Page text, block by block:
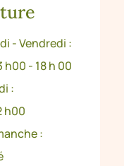
- Vendredi :
h00 - 18 h 00
:
h00
: